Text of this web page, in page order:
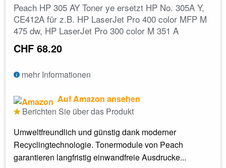
Peach HP 305 AY Toner ye ersetzt HP No. 305A Y,
CE412A für z.B. HP LaserJet Pro 400 color MFP M
475 dw, HP LaserJet Pro 300 color M 351 A
CHF 68.20
mehr Informationen
Auf Amazon ansehen
Berichten Sie über das Produkt
Umweltfreundlich und günstig dank moderner
Recyclingtechnologie. Tonermodule von Peach
garantieren langfristig einwandfreie Ausdrucke...